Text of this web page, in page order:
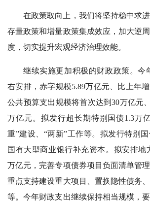
在政策取向上，我们将坚持稳中求
存量政策和增量政策集成效应，加大逆
度，切实提升宏观经济治理效能。
继续实施更加积极的财政政策。今
右安排，赤字规模5.89万亿元、比上年
公共预算支出规模将首次达到30万亿元
万亿元。拟发行超长期特别国债1.3万
重”建设、“两新”工作等。拟发行特别
国有大型商业银行补充资本。拟安排地
万亿元，完善专项债券项目负面清单管
重点支持建设重大项目、置换隐性债务
等。今年财政支出继续保持相当规模，